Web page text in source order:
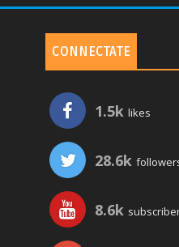
CONNECTATE
1.5k likes
28.6k
8.6k